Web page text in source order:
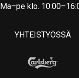
Ma–pe klo.
YHTEISTYÖSSÄ